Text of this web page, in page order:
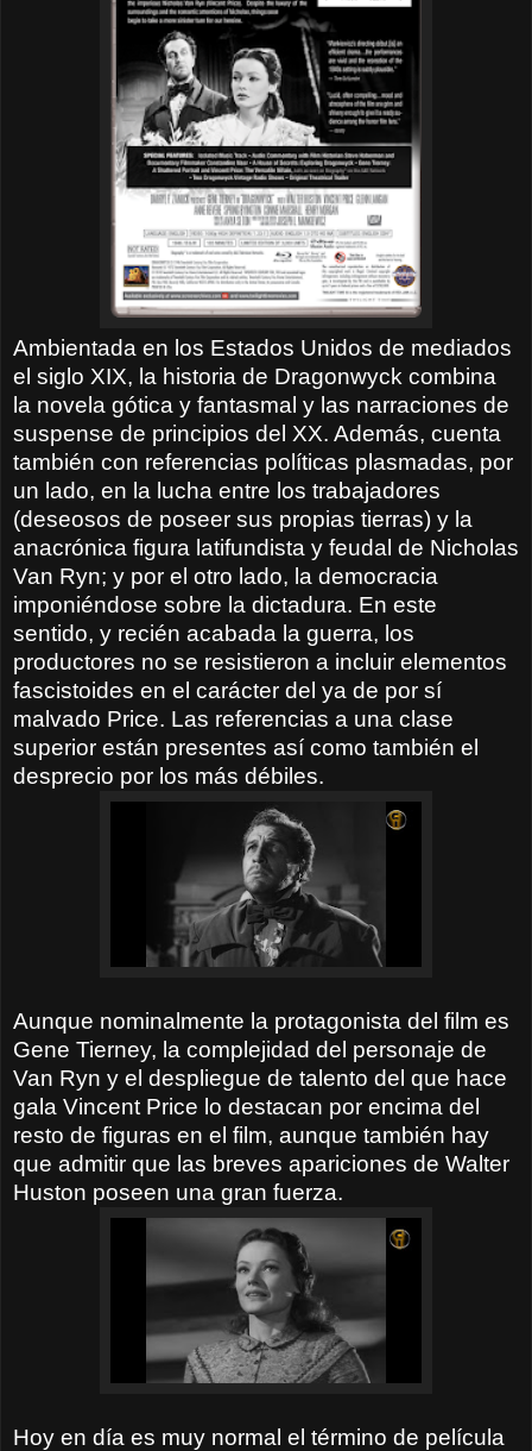
Ambientada en los Estados Unidos de mediados
el siglo XIX, la historia de Dragonwyck combina
la novela gótica y fantasmal y las narraciones de
suspense de principios del XX. Además, cuenta
también con referencias políticas plasmadas, por
un lado, en la lucha entre los trabajadores
(deseosos de poseer sus propias tierras) y la
anacrónica figura latifundista y feudal de Nicholas
Van Ryn; y por el otro lado, la democracia
imponiéndose sobre la dictadura. En este
sentido, y recién acabada la guerra, los
productores no se resistieron a incluir elementos
fascistoides en el carácter del ya de por sí
malvado Price. Las referencias a una clase
superior están presentes así como también el
desprecio por los más débiles.
Aunque nominalmente la protagonista del film es
Gene Tierney, la complejidad del personaje de
Van Ryn y el despliegue de talento del que hace
gala Vincent Price lo destacan por encima del
resto de figuras en el film, aunque también hay
que admitir que las breves apariciones de Walter
Huston poseen una gran fuerza.
Hoy en día es muy normal el término de película